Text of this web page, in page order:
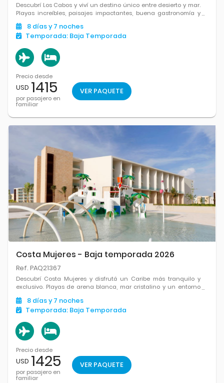
Descubrí Los Cabos y viví un destino único entre desierto y mar.
Playas increíbles, paisajes impactantes, buena gastronomía y
experiencias inolvidables para disfrutar a pleno cada momento.
8 díasy 7 noches
Temporada: Baja Temporada
Precio desde
USD 1415
por pasajero en
familiar
VER PAQUETE
Costa Mujeres - Baja temporada 2026
Ref. PAQ21367
Descubrí Costa Mujeres y disfrutá un Caribe más tranquilo y
exclusivo. Playas de arena blanca, mar cristalino y un entorno
frente al mar.
8 díasy 7 noches
Temporada: Baja Temporada
Precio desde
USD 1425
por pasajero en
familiar
VER PAQUETE